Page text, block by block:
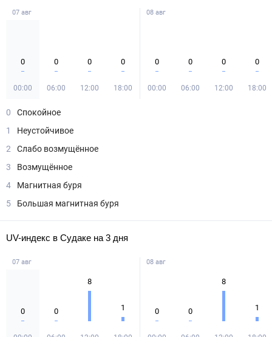
07 авг
0
00:00
0
06:00
0
12:00
0
18:00
08 авг
0
00:00
0
06:00
0
12:00
0
18:00
0
Спокойное
1
Неустойчивое
2
Слабо возмущённое
3
Возмущённое
4
Магнитная буря
5
Большая магнитная буря
UV-индекс в Судаке на 3 дня
07 авг
0 0
8
1
08 авг
0 0
8
1